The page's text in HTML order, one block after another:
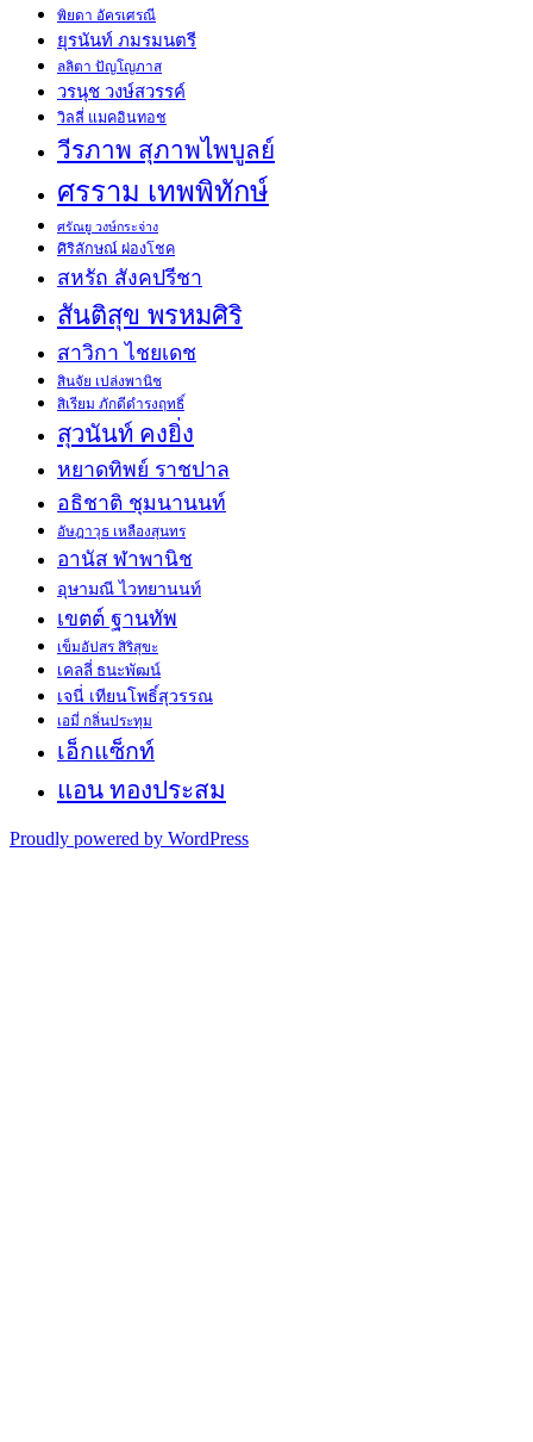
พิยดา อัครเศรณี
ยุรนันท์ ภมรมนตรี
ลลิตา ปัญโญภาส
วรนุช วงษ์สวรรค์
วิลลี่ แมคอินทอช
วีรภาพ สุภาพไพบูลย์
ศรราม เทพพิทักษ์
ศรัณยู วงษ์กระจ่าง
ศิริลักษณ์ ผ่องโชค
สหรัถ สังคปรีชา
สันติสุข พรหมศิริ
สาวิกา ไชยเดช
สินจัย เปล่งพานิช
สิเรียม ภักดีดำรงฤทธิ์
สุวนันท์ คงยิ่ง
หยาดทิพย์ ราชปาล
อธิชาติ ชุมนานนท์
อัษฎาวุธ เหลืองสุนทร
อานัส ฬาพานิช
อุษามณี ไวทยานนท์
เขตต์ ฐานทัพ
เข็มอัปสร สิริสุขะ
เคลลี่ ธนะพัฒน์
เจนี่ เทียนโพธิ์สุวรรณ
เอมี่ กลิ่นประทุม
เอ็กแซ็กท์
แอน ทองประสม
Proudly powered by WordPress